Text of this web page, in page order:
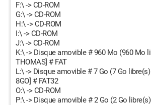
F:\ -> CD-ROM
G:\ -> CD-ROM
H:\ -> CD-ROM
I:\ -> CD-ROM
J:\ -> CD-ROM
K:\ -> Disque amovible # 960 Mo (960 Mo
THOMAS] # FAT
L:\ -> Disque amovible # 7 Go (7 Go libre(s)
8GO] # FAT32
O:\ -> CD-ROM
P:\ -> Disque amovible # 2 Go (2 Go libre(s)